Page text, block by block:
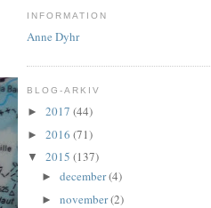
INFORMATION
Anne Dyhr
BLOG-ARKIV
► 2017 (44)
► 2016 (71)
▼ 2015 (137)
► december(4)
► november(2)